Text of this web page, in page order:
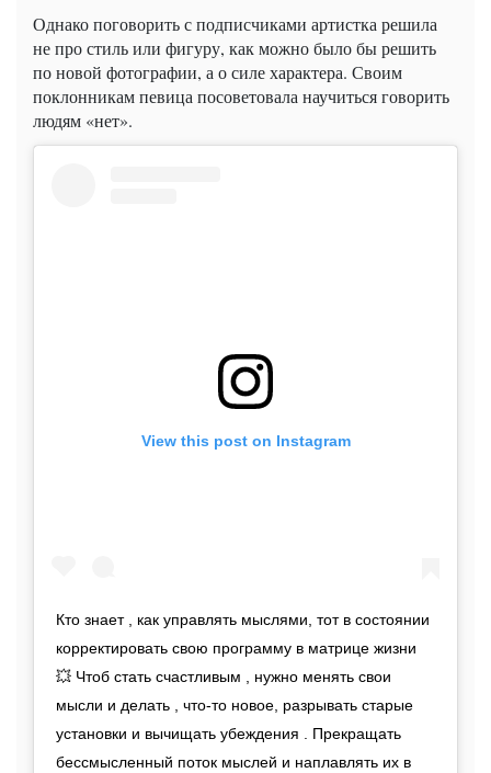
Однако поговорить с подписчиками артистка решила
не про стиль или фигуру, как можно было бы решить
по новой фотографии, а о силе характера. Своим
поклонникам певица посоветовала научиться говорить
людям «нет».
View this post on Instagram
Кто знает , как управлять мыслями, тот в состоянии
корректировать свою программу в матрице жизни
💥 Чтоб стать счастливым , нужно менять свои
мысли и делать , что-то новое, разрывать старые
установки и вычищать убеждения . Прекращать
бессмысленный поток мыслей и наплавлять их в